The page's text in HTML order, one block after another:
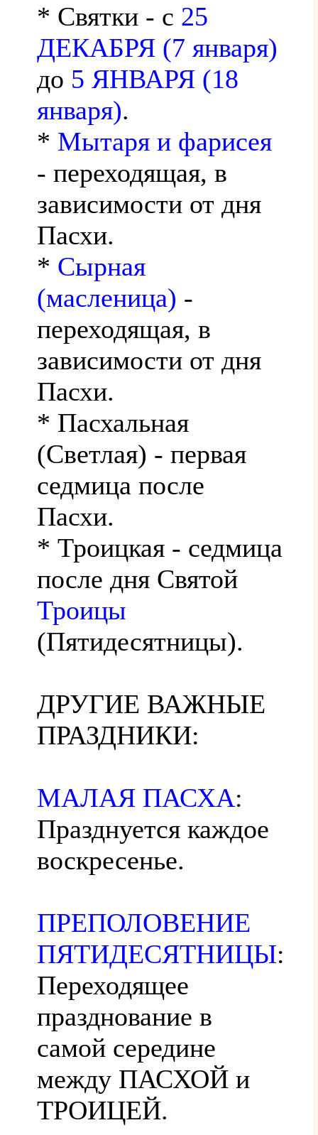
* Святки - с 25
ДЕКАБРЯ (7 января)
до 5 ЯНВАРЯ (18
января).
* Мытаря и фарисея
- переходящая, в
зависимости от дня
Пасхи.
* Сырная
(масленица) -
переходящая, в
зависимости от дня
Пасхи.
* Пасхальная
(Светлая) - первая
седмица после
Пасхи.
* Троицкая - седмица
после дня Святой
Троицы
(Пятидесятницы).
ДРУГИЕ ВАЖНЫЕ
ПРАЗДНИКИ:
МАЛАЯ ПАСХА:
Празднуется каждое
воскресенье.
ПРЕПОЛОВЕНИЕ
ПЯТИДЕСЯТНИЦЫ:
Переходящее
празднование в
самой середине
между ПАСХОЙ и
ТРОИЦЕЙ.